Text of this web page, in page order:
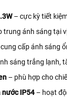
– cực kỳ tiết
trung ánh sáng tại
cấp ánh sáng
sáng trắng lạnh,
– phù hợp cho
nước IP54– hoạt